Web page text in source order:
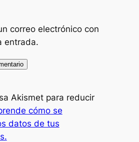
correo electrónico con
entrada.
Akismet para reducir
cómo se
datos de tus